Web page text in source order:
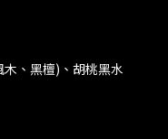
、黑檀)、胡桃黑水